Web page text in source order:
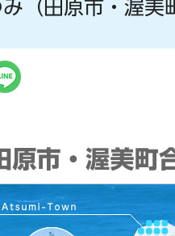
（田原市・渥美